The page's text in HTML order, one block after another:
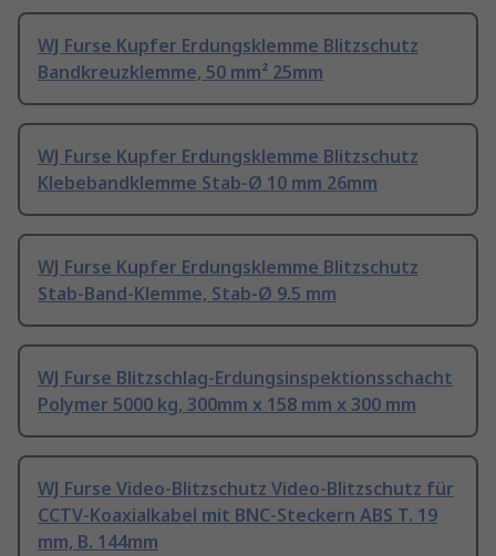
WJ Furse Kupfer Erdungsklemme Blitzschutz
Bandkreuzklemme, 50 mm² 25mm
WJ Furse Kupfer Erdungsklemme Blitzschutz
Klebebandklemme Stab-Ø 10 mm 26mm
WJ Furse Kupfer Erdungsklemme Blitzschutz
Stab-Band-Klemme, Stab-Ø 9.5 mm
WJ Furse Blitzschlag-Erdungsinspektionsschacht
Polymer 5000 kg, 300mm x 158 mm x 300 mm
WJ Furse Video-Blitzschutz Video-Blitzschutz für
CCTV-Koaxialkabel mit BNC-Steckern ABS T. 19
mm, B. 144mm